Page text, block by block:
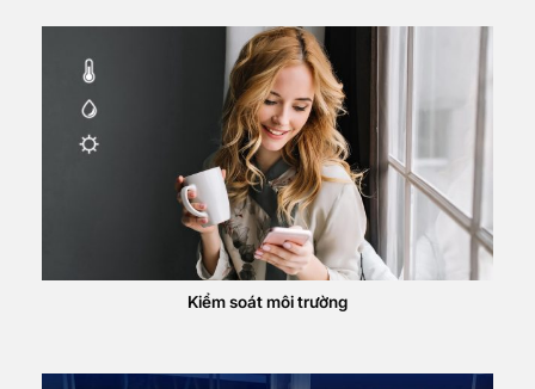
Kiểm soát môi trường